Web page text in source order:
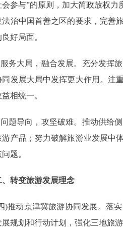
会参与”的原则，加大简政放权
法治中国首善之区的要求，完善
好局面。
大局，融合发展。充分发挥旅
同发展大局中发挥更大作用。注
相统一。
导向，攻坚破难。推动供给侧
游产品；努力破解旅游业发展中
题。
、转变旅游发展理念
动京津冀旅游协同发展。落实
规划和行动计划，强化三地旅